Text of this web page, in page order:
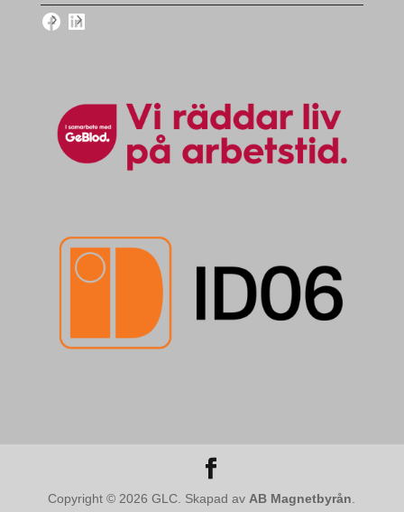
FacebookLinkedIn
Copyright © 2026 GLC. Skapad av AB Magnetbyrån